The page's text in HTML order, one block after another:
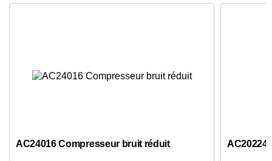
AC24016 Compresseur bruit réduit